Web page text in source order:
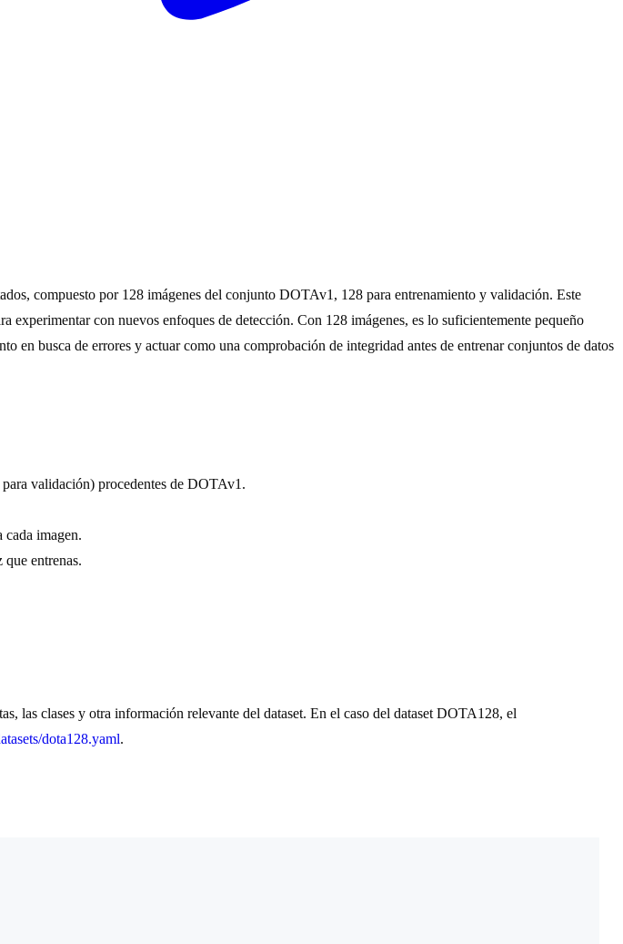
compuesto por 128 imágenes del conjunto DOTAv1, 128 para entrenamiento y validación. Este
con nuevos enfoques de detección. Con 128 imágenes, es lo suficientemente pequeño
en busca de errores y actuar como una comprobación de integridad antes de entrenar conjuntos de datos
validación) procedentes de DOTAv1.
cada imagen.
entrenas.
las clases y otra información relevante del dataset. En el caso del dataset DOTA128, el
dota128.yaml.